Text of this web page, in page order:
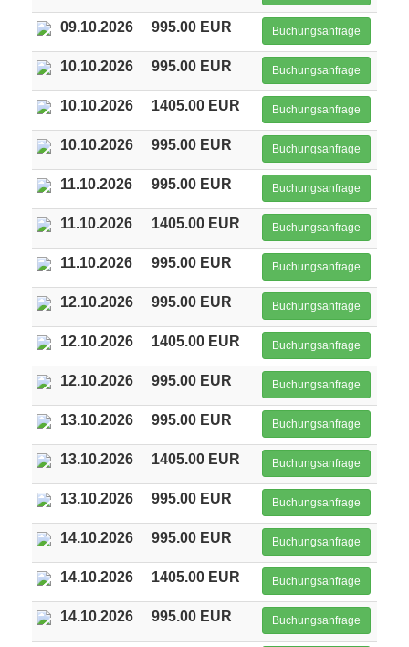
09.10.2026 995.00 EUR Buchungsanfrage
10.10.2026 995.00 EUR Buchungsanfrage
10.10.2026 1405.00 EUR Buchungsanfrage
10.10.2026 995.00 EUR Buchungsanfrage
11.10.2026 995.00 EUR Buchungsanfrage
11.10.2026 1405.00 EUR Buchungsanfrage
11.10.2026 995.00 EUR Buchungsanfrage
12.10.2026 995.00 EUR Buchungsanfrage
12.10.2026 1405.00 EUR Buchungsanfrage
12.10.2026 995.00 EUR Buchungsanfrage
13.10.2026 995.00 EUR Buchungsanfrage
13.10.2026 1405.00 EUR Buchungsanfrage
13.10.2026 995.00 EUR Buchungsanfrage
14.10.2026 995.00 EUR Buchungsanfrage
14.10.2026 1405.00 EUR Buchungsanfrage
14.10.2026 995.00 EUR Buchungsanfrage